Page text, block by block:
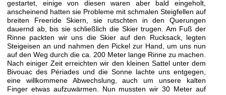
gestartet, einige von diesen waren aber bald eingeholt,
anscheinend hatten sie Probleme mit schmalen Steigfellen auf
breiten Freeride Skiern, sie rutschten in den Querungen
dauernd ab, bis sie schließlich die Skier trugen. Am Fuß der
Rinne packten wir uns die Skier auf den Rucksack, legten
Steigeisen an und nahmen den Pickel zur Hand, um uns nun
auf den Weg durch die ca. 200 Meter lange Rinne zu machen.
Nach einiger Zeit erreichten wir den kleinen Sattel unter dem
Bivouac des Périades und die Sonne lachte uns entgegen,
eine willkommene Abwechslung, auch um unsere kalten
Finger etwas aufzuwärmen. Nun mussten wir 30 Meter auf